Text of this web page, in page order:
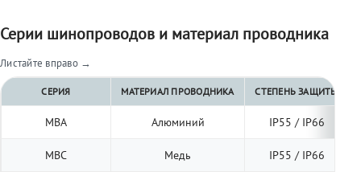
Серии шинопроводов и материал проводника
Листайте вправо →
СЕРИЯ МАТЕРИАЛ ПРОВОДНИКА СТЕПЕНЬ ЗАЩИТЫ
МВА Алюминий IP55 / IP66
МВС Медь IP55 / IP66